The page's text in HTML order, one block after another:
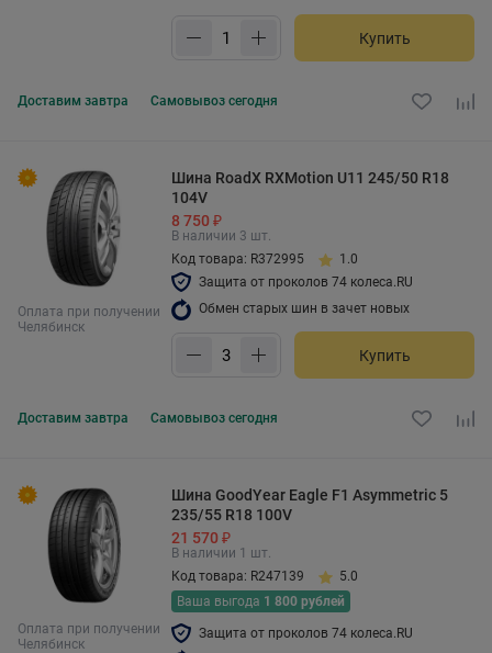
Купить
Доставим завтра Самовывоз сегодня
Оплата при получении
Челябинск
Шина RoadX RXMotion U11 245/50 R18
104V
8 750 ₽
В наличии 3 шт.
Код товара: R372995
1.0
Защита от проколов 74 колеса.RU
Обмен старых шин в зачет новых
Купить
Доставим завтра Самовывоз сегодня
Оплата при получении
Челябинск
Шина GoodYear Eagle F1 Asymmetric 5
235/55 R18 100V
21 570 ₽
В наличии 1 шт.
Код товара: R247139
5.0
Ваша выгода 1 800 рублей
Защита от проколов 74 колеса.RU